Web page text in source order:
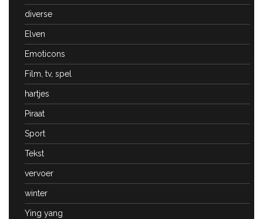
diverse
Elven
Emoticons
Film, tv, spel
hartjes
Piraat
Sport
Tekst
vervoer
winter
Ying yang